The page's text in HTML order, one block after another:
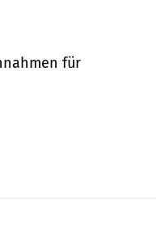
für